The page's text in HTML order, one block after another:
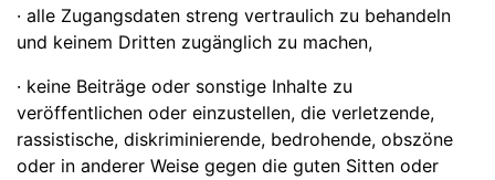
· alle Zugangsdaten streng vertraulich zu behandeln
und keinem Dritten zugänglich zu machen,
· keine Beiträge oder sonstige Inhalte zu
veröffentlichen oder einzustellen, die verletzende,
rassistische, diskriminierende, bedrohende, obszöne
oder in anderer Weise gegen die guten Sitten oder